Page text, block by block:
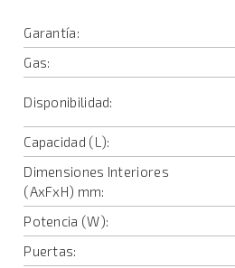
Garantía:
Gas:
Disponibilidad:
Capacidad (L):
Dimensiones Interiores
(AxFxH) mm:
Potencia (W):
Puertas: